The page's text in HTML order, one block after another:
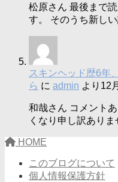
松原さん 最後まで
す。 そのうち新し
スキンヘッド歴6年
ら に admin より 12
和哉さん コメント
くなり申し訳あり
HOME
このブログについて
個人情報保護方針